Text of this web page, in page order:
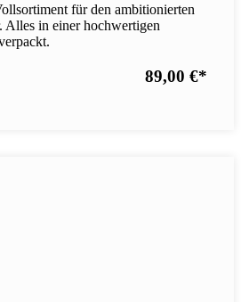
für den ambitionierten
Alles in einer hochwertigen
89,00 €*